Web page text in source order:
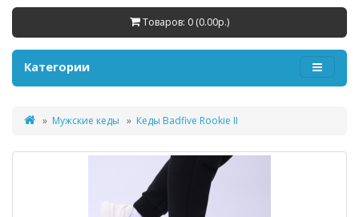
Товаров: 0 (0.00р.)
Категории
Мужские кеды Кеды Badfive Rookie II